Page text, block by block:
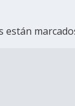
están